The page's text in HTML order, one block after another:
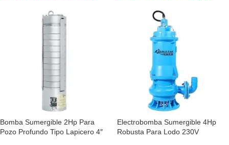
Bomba Sumergible 2Hp Para
Pozo Profundo Tipo Lapicero 4″
Electrobomba Sumergible 4Hp
Robusta Para Lodo 230V